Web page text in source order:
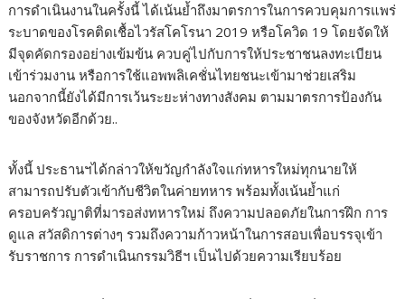
การดำเนินงานในครั้งนี้ ได้เน้นย้ำถึงมาตรการในการควบคุมการแพร่
ระบาดของโรคติดเชื้อไวรัสโคโรนา 2019 หรือโควิด 19 โดยจัดให้
มีจุดคัดกรองอย่างเข้มข้น ควบคู่ไปกับการให้ประชาชนลงทะเบียน
เข้าร่วมงาน หรือการใช้แอพพลิเคชั่นไทยชนะเข้ามาช่วยเสริม
นอกจากนี้ยังได้มีการเว้นระยะห่างทางสังคม ตามมาตรการป้องกัน
ของจังหวัดอีกด้วย..
ทั้งนี้ ประธานฯได้กล่าวให้ขวัญกำลังใจแก่ทหารใหม่ทุกนายให้
สามารถปรับตัวเข้ากับชีวิตในค่ายทหาร พร้อมทั้งเน้นย้ำแก่
ครอบครัวญาติที่มารอส่งทหารใหม่ ถึงความปลอดภัยในการฝึก การ
ดูแล สวัสดิการต่างๆ รวมถึงความก้าวหน้าในการสอบเพื่อบรรจุเข้า
รับราชการ การดำเนินกรรมวิธีฯ เป็นไปด้วยความเรียบร้อย